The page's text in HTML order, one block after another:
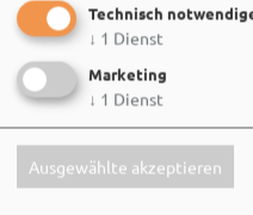
03.11.26
Technisch
↓ 1 Dienst
Marketing
↓ 1 Dienst
Ausgewählte akzeptieren